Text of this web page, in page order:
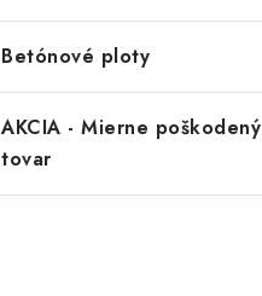
Betónové ploty
AKCIA - Mierne poškodený
tovar